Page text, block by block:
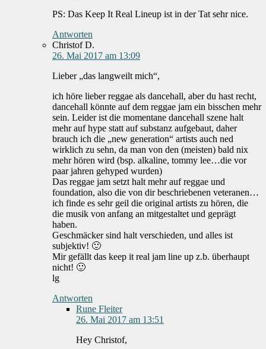
PS: Das Keep It Real Lineup ist in der Tat sehr nice.
Antworten
Christof D.
26. Mai 2017 am 13:09
Lieber „das langweilt mich“,
ich höre lieber reggae als dancehall, aber du hast recht,
dancehall könnte auf dem reggae jam ein bisschen mehr
sein. Leider ist die momentane dancehall szene halt
mehr auf hype statt auf substanz aufgebaut, daher
brauch ich die „new generation“ artists auch ned
wirklich zu sehn, da man von den (meisten) bald nix
mehr hören wird (bsp. alkaline, tommy lee…die vor
paar jahren gehyped wurden)
Das reggae jam setzt halt mehr auf reggae und
foundation, also die von dir beschriebenen veteranen…
ich finde es sehr geil die original artists zu hören, die
die musik von anfang an mitgestaltet und geprägt
haben.
Geschmäcker sind halt verschieden, und alles ist
subjektiv! 🙂
Mir gefällt das keep it real jam line up z.b. überhaupt
nicht! 🙂
lg
Antworten
Rune Fleiter
26. Mai 2017 am 13:51
Hey Christof,